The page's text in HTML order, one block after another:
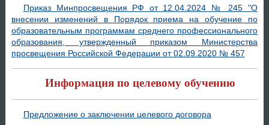
Приказ Минпросвещения РФ от 12.04.2024 № 245 "О
внесении изменений в Порядок приема на обучение по
образовательным программам среднего профессионального
образования, утвержденный приказом Министерства
просвещения Российской Федерации от 02.09.2020 № 457
Информация по целевому обучению
Предложение о заключении целевого договора